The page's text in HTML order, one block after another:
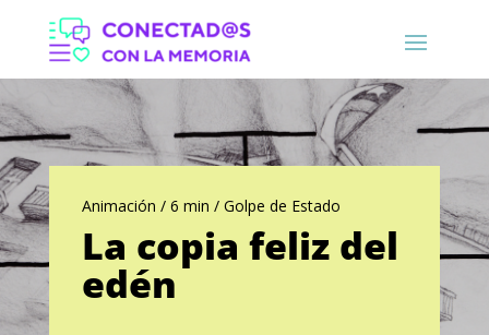
Animación / 6 min / Golpe de Estado
La copia feliz del
edén